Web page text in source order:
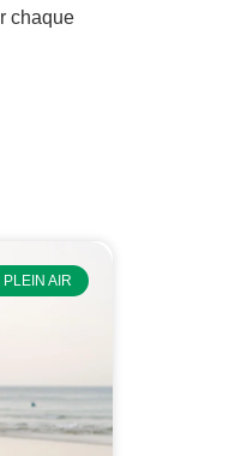
chaque
PLEIN AIR